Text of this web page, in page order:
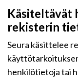
Käsiteltävät
rekisterin
Seura käsittelee
henkilötietoja tai